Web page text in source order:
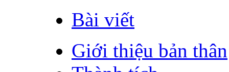
Bài viết
Giới thiệu bản thân